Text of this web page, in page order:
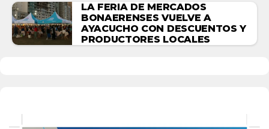
LA FERIA DE MERCADOS
BONAERENSES VUELVE A
AYACUCHO CON DESCUENTOS Y
PRODUCTORES LOCALES